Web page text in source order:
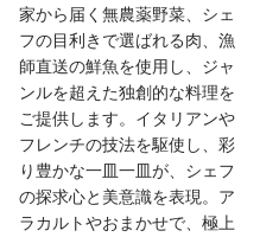
家から届く無農薬野菜、シェ
フの目利きで選ばれる肉、漁
師直送の鮮魚を使用し、ジャ
ンルを超えた独創的な料理を
ご提供します。イタリアンや
フレンチの技法を駆使し、彩
り豊かな一皿一皿が、シェフ
の探求心と美意識を表現。ア
ラカルトやおまかせで、極上